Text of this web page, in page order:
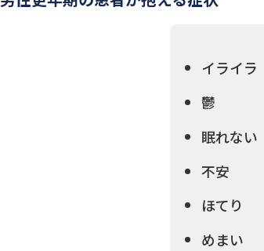
イライラ
鬱
眠れない
不安
ほてり
めまい